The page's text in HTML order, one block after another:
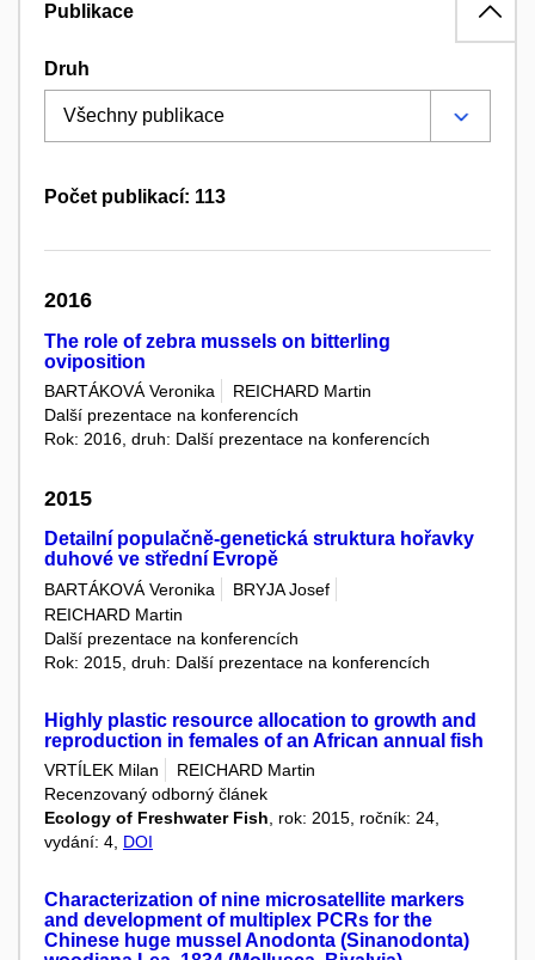
Publikace
Druh
Počet publikací: 113
2016
The role of zebra mussels on bitterling
oviposition
BARTÁKOVÁ Veronika
REICHARD Martin
Další prezentace na konferencích
Rok: 2016, druh: Další prezentace na konferencích
2015
Detailní populačně-genetická struktura hořavky
duhové ve střední Evropě
BARTÁKOVÁ Veronika
BRYJA Josef
REICHARD Martin
Další prezentace na konferencích
Rok: 2015, druh: Další prezentace na konferencích
Highly plastic resource allocation to growth and
reproduction in females of an African annual fish
VRTÍLEK Milan
REICHARD Martin
Recenzovaný odborný článek
Ecology of Freshwater Fish , rok: 2015, ročník: 24,
vydání: 4, DOI
Characterization of nine microsatellite markers
and development of multiplex PCRs for the
Chinese huge mussel Anodonta (Sinanodonta)